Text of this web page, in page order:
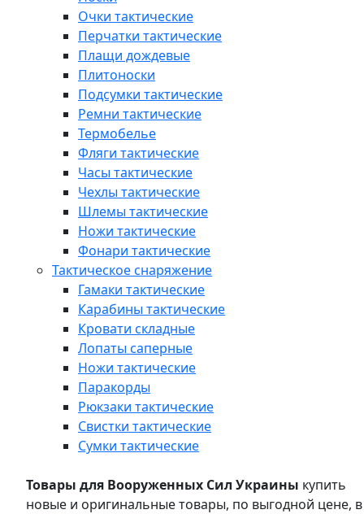
Очки тактические
Перчатки тактические
Плащи дождевые
Плитоноски
Подсумки тактические
Ремни тактические
Термобелье
Фляги тактические
Часы тактические
Чехлы тактические
Шлемы тактические
Ножи тактические
Фонари тактические
Тактическое снаряжение
Гамаки тактические
Карабины тактические
Кровати складные
Лопаты саперные
Ножи тактические
Паракорды
Рюкзаки тактические
Свистки тактические
Сумки тактические
Товары для Вооруженных Сил Украины купить
новые и оригинальные товары, по выгодной цене, в